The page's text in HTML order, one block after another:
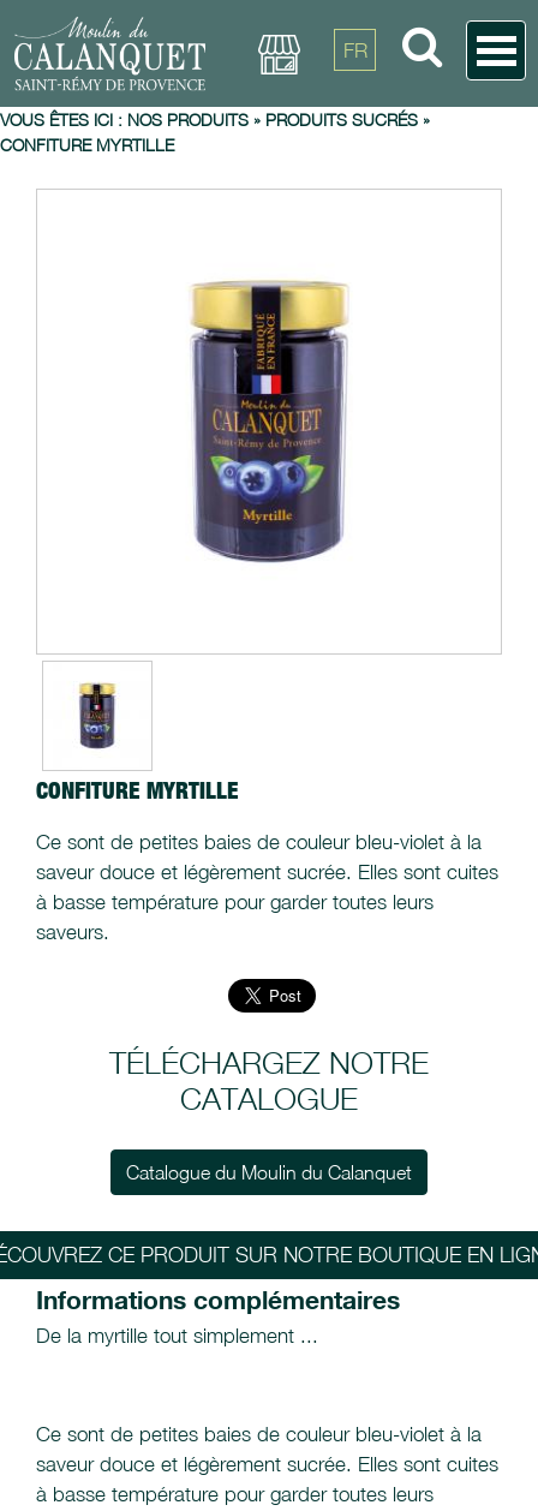
FR
VOUS ÊTES ICI : NOS PRODUITS » PRODUITS SUCRÉS »
CONFITURE MYRTILLE
CONFITURE MYRTILLE
Ce sont de petites baies de couleur bleu-violet à la
saveur douce et légèrement sucrée. Elles sont cuites
à basse température pour garder toutes leurs
saveurs.
TÉLÉCHARGEZ NOTRE
CATALOGUE
Catalogue du Moulin du Calanquet
CE PRODUIT SUR NOTRE BOUTIQUE EN
Informations complémentaires
De la myrtille tout simplement ...
Ce sont de petites baies de couleur bleu-violet à la
saveur douce et légèrement sucrée. Elles sont cuites
à basse température pour garder toutes leurs